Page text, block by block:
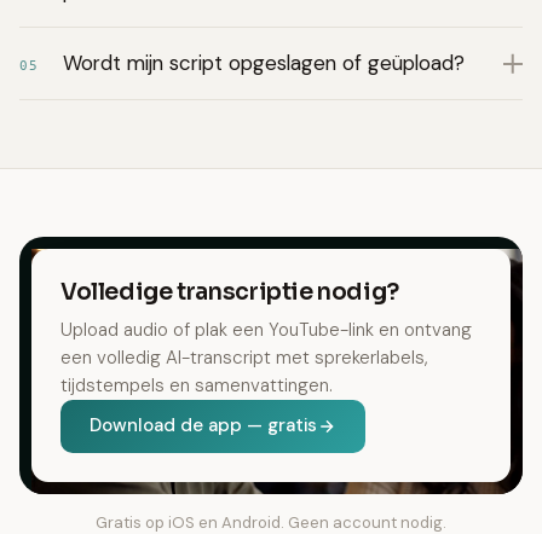
05 Wordt mijn script opgeslagen of geüpload?
Volledige transcriptie nodig?
Upload audio of plak een YouTube-link en ontvang
een volledig AI-transcript met sprekerlabels,
tijdstempels en samenvattingen.
Download de app — gratis
Gratis op iOS en Android. Geen account nodig.